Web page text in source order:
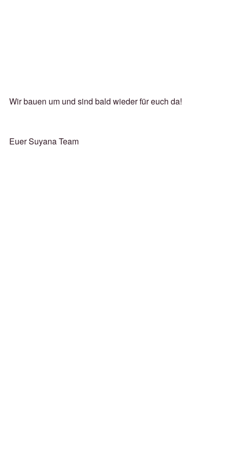
Wir bauen um und sind bald wieder für euch da!
Euer Suyana Team